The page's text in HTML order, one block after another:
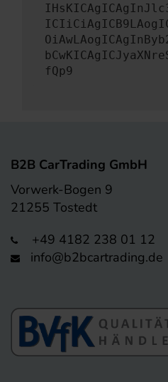
fQp9
B2B CarTrading GmbH
Vorwerk-Bogen 9
21255 Tostedt
+49 4182 238 01 12
info@b2bcartrading.de